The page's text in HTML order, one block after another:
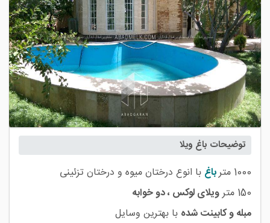
توضیحات باغ ویلا
1000 متر باغ با انوع درختان میوه و درختان تزئینی
150 متر
ویلای لوکس ، دو خوابه
مبله و کابینت شده با بهترین وسایل